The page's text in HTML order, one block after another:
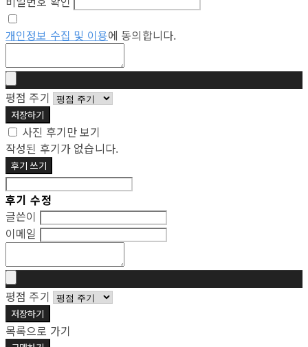
개인정보 수집 및 이용에 동의합니다.
평점 주기
저장하기
사진 후기만 보기
작성된 후기가 없습니다.
후기 쓰기
후기 수정
글쓴이
이메일
평점 주기
저장하기
목록으로 가기